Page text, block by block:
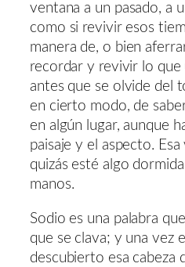
ventana a un pasado, a
como si revivir esos
manera de, o bien
recordar y revivir lo que
antes que se olvide del
en cierto modo, de
en algún lugar, aunque
paisaje y el aspecto.
quizás esté algo
manos.
Sodio es una palabra
que se clava; y una vez
descubierto esa cabeza